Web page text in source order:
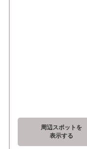
周辺スポットを
表示する